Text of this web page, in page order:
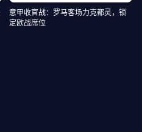
意甲收官战：罗马客场力克都灵，锁
定欧战席位